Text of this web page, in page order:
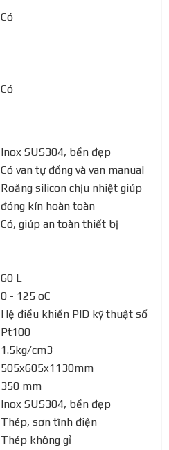
Có
Có
Inox SUS304, bền đẹp
Có van tự đồng và van manual
Roăng silicon chịu nhiệt giúp
đóng kín hoàn toàn
Có, giúp an toàn thiết bị
60 L
0 - 125 oC
Hệ điều khiển PID kỹ thuật số
Pt100
1.5kg/cm3
505x605x1130mm
350 mm
Inox SUS304, bền đẹp
Thép, sơn tĩnh điện
Thép không gỉ